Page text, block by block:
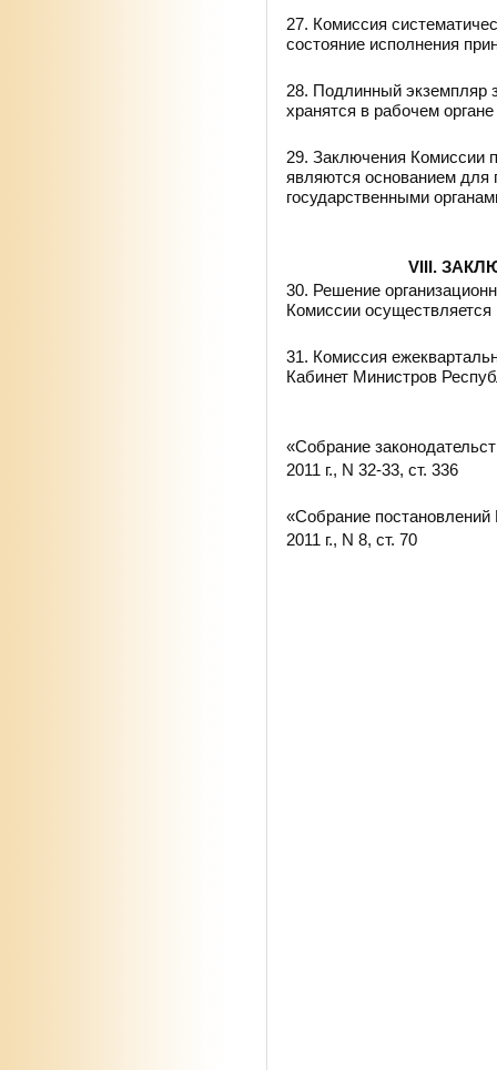
27. Комиссия
состояние исполнения
28. Подлинный экземпляр
хранятся в рабочем
29. Заключения Комиссии
являются основанием для
государственными
VIII.
30. Решение
Комиссии
31. Комиссия
Кабинет Министров
«Собрание
2011 г., N 32-33, ст. 336
«Собрание постановлений
2011 г., N 8, ст. 70